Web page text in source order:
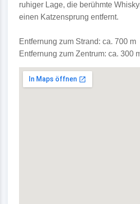
ruhiger Lage, die berühmte
einen Katzensprung entfernt.
Entfernung zum Strand: ca. 700 m
Entfernung zum Zentrum: ca. 300